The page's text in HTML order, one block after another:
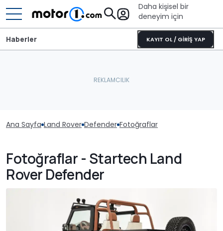
Daha kişisel bir
deneyim için
KAYIT OL / GİRİŞ YAP
Haberler
Ana Sayfa Land Rover Defender Fotoğraflar
Fotoğraflar - Startech Land
Rover Defender